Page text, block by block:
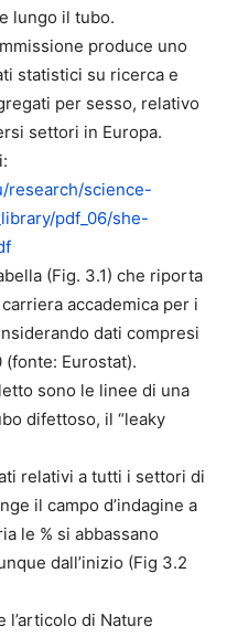
lungo il tubo.
produce uno
statistici su ricerca e
per sesso, relativo
settori in Europa.
research/science-
pdf_06/she-
(Fig. 3.1) che riporta
accademica per i
dati compresi
Eurostat).
sono le linee di una
difettoso, il “leaky
relativi a tutti i settori di
il campo d’indagine a
le % si abbassano
dall’inizio (Fig 3.2
l’articolo di Nature